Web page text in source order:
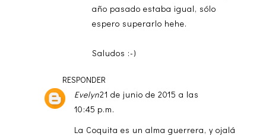
año pasado estaba igual, sólo
espero superarlo hehe.
Saludos :-)
RESPONDER
Evelyn21 de junio de 2015 a las
10:45 p.m.
La Coquita es un alma guerrera, y ojalá